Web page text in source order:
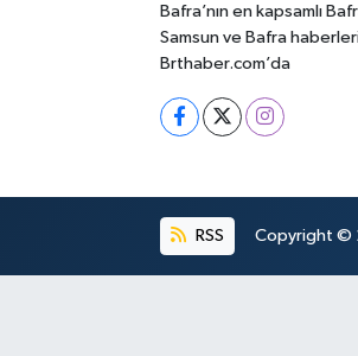
Bafra’nın en kapsamlı
Samsun ve Bafra
Brthaber.com’da
RSS Copyright ©